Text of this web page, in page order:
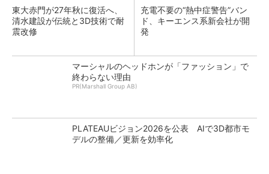
東大赤門が27年秋に復活へ、
清水建設が伝統と3D技術で耐
震改修
充電不要の“熱中症警告”バン
ド、キーエンス系新会社が開
発
マーシャルのヘッドホンが「ファッション」で
終わらない理由
PR(Marshall Group AB)
PLATEAUビジョン2026を公表 AIで3D都市モ
デルの整備／更新を効率化